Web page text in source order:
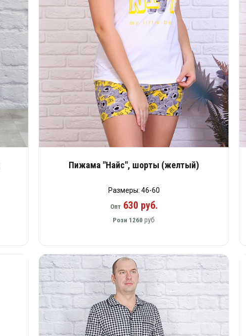
Пижама "Найс", шорты (желтый)
Размеры: 46-60
Опт630 руб.
Розн 1260 руб